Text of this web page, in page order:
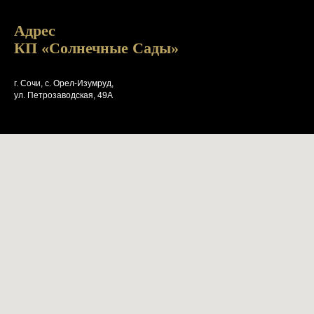
Адрес
КП «Солнечные Сады»
г. Сочи, с. Орел-Изумруд,
ул. Петрозаводская, 49А